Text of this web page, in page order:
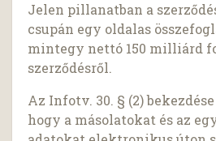
Jelen pillanatban a
csupán egy oldalas
mintegy nettó 150 milliárd
szerződésről.
Az Infotv. 30. § (2)
hogy a másolatokat és az